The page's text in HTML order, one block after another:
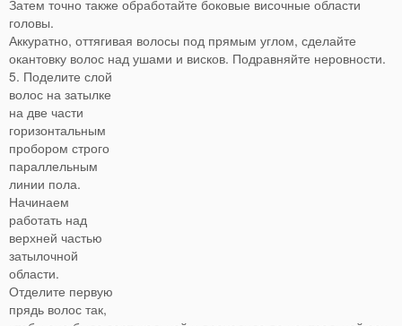
Затем точно также обработайте боковые височные области
головы.
Аккуратно, оттягивая волосы под прямым углом, сделайте
окантовку волос над ушами и висков. Подравняйте неровности.
5. Поделите слой
волос на затылке
на две части
горизонтальным
пробором строго
параллельным
линии пола.
Начинаем
работать над
верхней частью
затылочной
области.
Отделите первую
прядь волос так,